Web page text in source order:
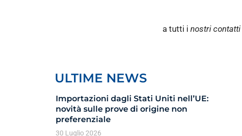
a tutti i nostri contatti
ULTIME NEWS
Importazioni dagli Stati Uniti nell’UE:
novità sulle prove di origine non
preferenziale
30 Luglio 2026